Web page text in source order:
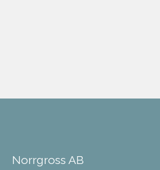
Norrgross AB